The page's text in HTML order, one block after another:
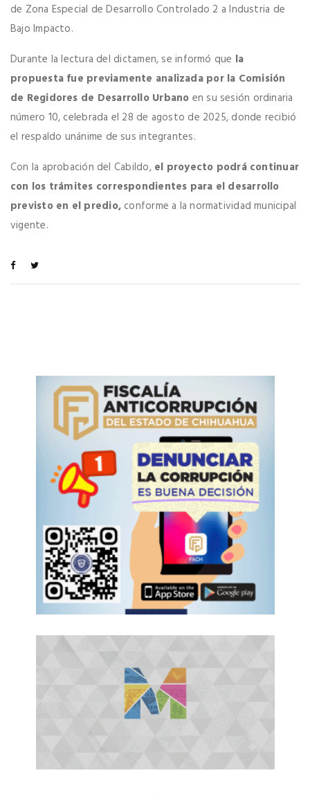
de Zona Especial de Desarrollo Controlado 2 a Industria de
Bajo Impacto.
Durante la lectura del dictamen, se informó que la
propuesta fue previamente analizada por la Comisión
de Regidores de Desarrollo Urbano en su sesión ordinaria
número 10, celebrada el 28 de agosto de 2025, donde recibió
el respaldo unánime de sus integrantes.
Con la aprobación del Cabildo,el proyecto podrá continuar
con los trámites correspondientes para el desarrollo
previsto en el predio,conforme a la normatividad municipal
vigente.